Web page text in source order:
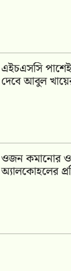
এইচএসসি
দেবে আবুল
ওজন কমানোর
অ্যালকোহলের